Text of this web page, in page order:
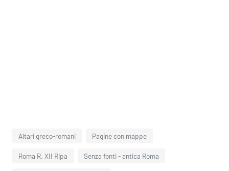
Altari greco-romani Pagine con mappe
Roma R. XII Ripa Senza fonti - antica Roma